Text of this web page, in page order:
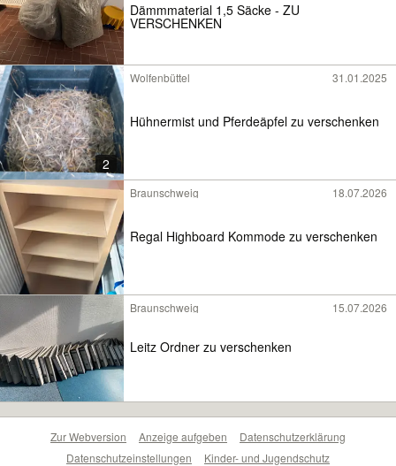
Dämmmaterial 1,5 Säcke - ZU
VERSCHENKEN
2
Wolfenbüttel 31.01.2025
Hühnermist und Pferdeäpfel zu verschenken
Braunschweig 18.07.2026
Regal Highboard Kommode zu verschenken
Braunschweig 15.07.2026
Leitz Ordner zu verschenken
Zur Webversion Anzeige aufgeben
Datenschutzerklärung
Datenschutzeinstellungen
Kinder- und Jugendschutz